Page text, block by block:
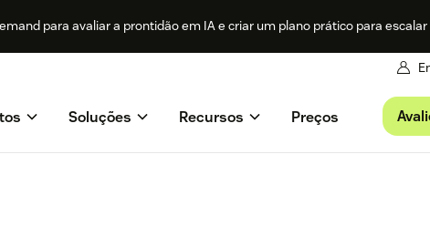
para avaliar a prontidão em IA e criar um plano prático para
Soluções Recursos Preços